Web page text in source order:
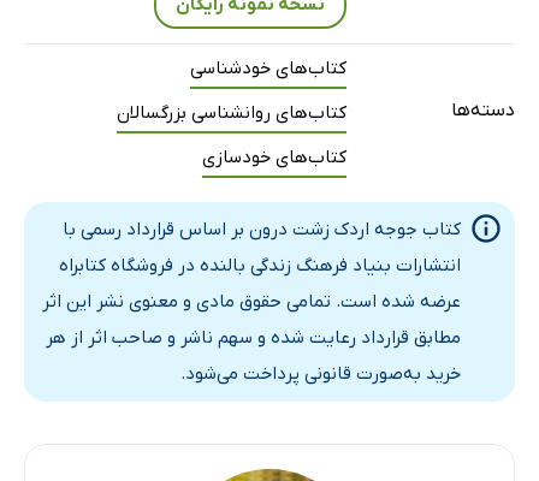
دسته‌ها
کتاب‌های خودشناسی
کتاب‌های روانشناسی بزرگسالان
کتاب‌های خودسازی
کتاب جوجه اردک زشت درون بر اساس قرارداد رسمی با
انتشارات بنیاد فرهنگ زندگی بالنده در فروشگاه کتابراه
عرضه شده است. تمامی حقوق مادی و معنوی نشر این اثر
مطابق قرارداد رعایت شده و سهم ناشر و صاحب اثر از هر
خرید به‌صورت قانونی پرداخت می‌شود.